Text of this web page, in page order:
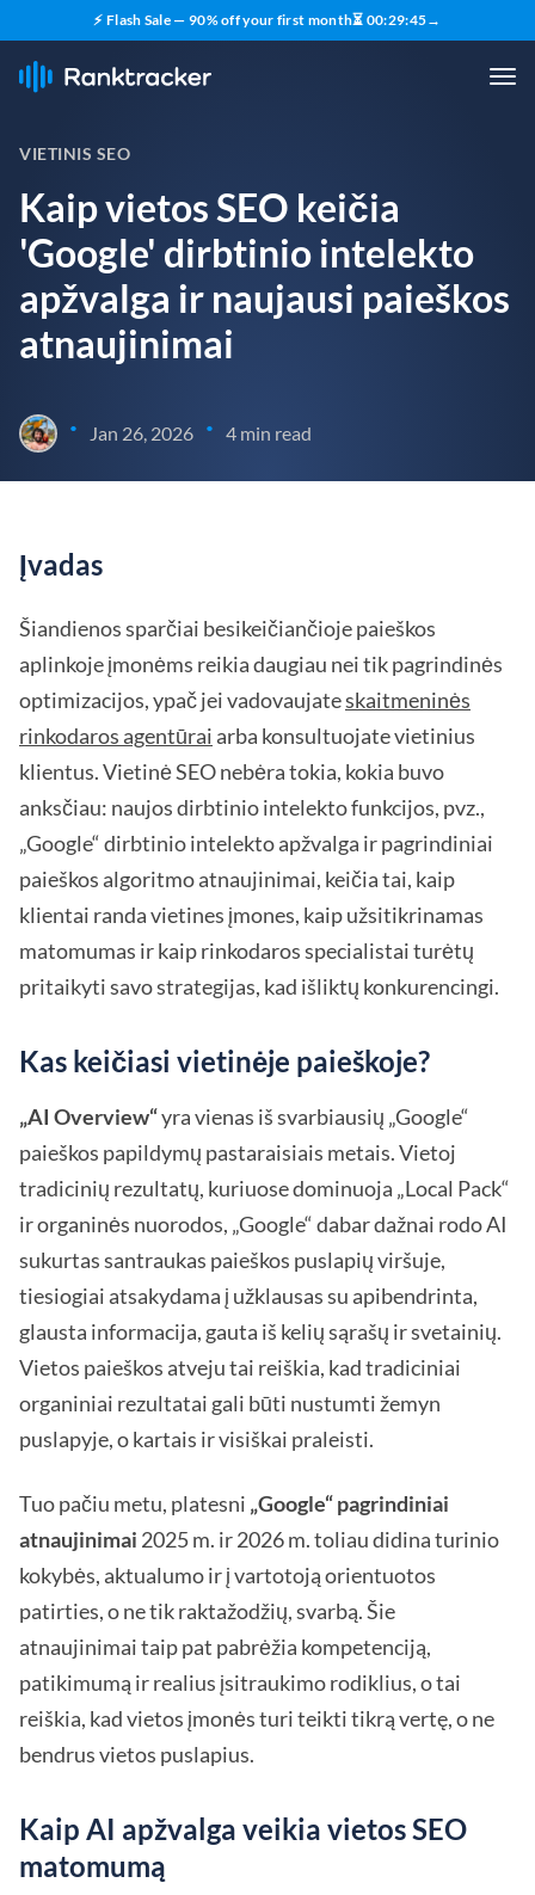
⚡ Flash Sale — 90% off your first month⏳ 00:29:44→
VIETINIS SEO
Kaip vietos SEO keičia
'Google' dirbtinio intelekto
apžvalga ir naujausi paieškos
atnaujinimai
• Jan 26, 2026 • 4 min read
Įvadas
Šiandienos sparčiai besikeičiančioje paieškos
aplinkoje įmonėms reikia daugiau nei tik pagrindinės
optimizacijos, ypač jei vadovaujateskaitmeninės
rinkodaros agentūrai arba konsultuojate vietinius
klientus. Vietinė SEO nebėra tokia, kokia buvo
anksčiau: naujos dirbtinio intelekto funkcijos, pvz.,
„Google“ dirbtinio intelekto apžvalga ir pagrindiniai
paieškos algoritmo atnaujinimai, keičia tai, kaip
klientai randa vietines įmones, kaip užsitikrinamas
matomumas ir kaip rinkodaros specialistai turėtų
pritaikyti savo strategijas, kad išliktų konkurencingi.
Kas keičiasi vietinėje paieškoje?
„AI Overview“yra vienas iš svarbiausių „Google“
paieškos papildymų pastaraisiais metais. Vietoj
tradicinių rezultatų, kuriuose dominuoja „Local Pack“
ir organinės nuorodos, „Google“ dabar dažnai rodo AI
sukurtas santraukas paieškos puslapių viršuje,
tiesiogiai atsakydama į užklausas su apibendrinta,
glausta informacija, gauta iš kelių sąrašų ir svetainių.
Vietos paieškos atveju tai reiškia, kad tradiciniai
organiniai rezultatai gali būti nustumti žemyn
puslapyje, o kartais ir visiškai praleisti.
Tuo pačiu metu, platesni „Google“ pagrindiniai
atnaujinimai 2025 m. ir 2026 m. toliau didina turinio
kokybės, aktualumo ir į vartotoją orientuotos
patirties, o ne tik raktažodžių, svarbą. Šie
atnaujinimai taip pat pabrėžia kompetenciją,
patikimumą ir realius įsitraukimo rodiklius, o tai
reiškia, kad vietos įmonės turi teikti tikrą vertę, o ne
bendrus vietos puslapius.
Kaip AI apžvalga veikia vietos SEO
matomumą